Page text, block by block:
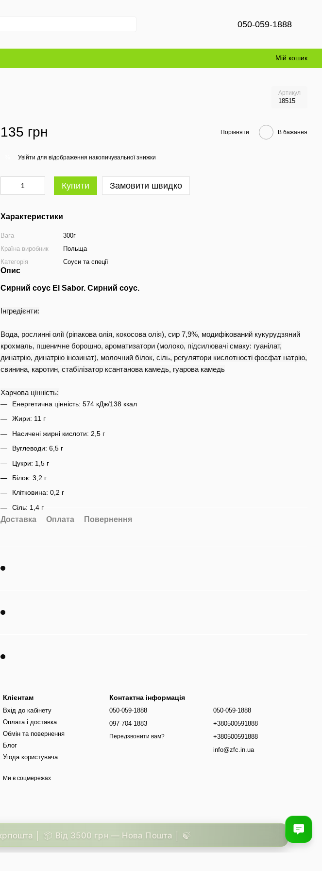
050-059-1888
Мій кошик
Артикул
18515
135 грн Порівняти В бажання
Увійти для відображення накопичувальної знижки
Купити Замовити швидко
Характеристики
Вага
300г
Країна виробник
Польща
Категорія
Соуси та спеції
Опис
Сирний соус El Sabor. Сирний соус.
Інгредієнти:
Вода, рослинні олії (ріпакова олія, кокосова олія), сир 7,9%, модифікований кукурудзяний
крохмаль, пшеничне борошно, ароматизатори (молоко, підсилювачі смаку: гуанілат,
динатрію, динатрію інозинат), молочний білок, сіль, регулятори кислотності фосфат натрію,
свинина, каротин, стабілізатор ксантанова камедь, гуарова камедь
Харчова цінність:
Енергетична цінність: 574 кДж/138 ккал
Жири: 11 г
Насичені жирні кислоти: 2,5 г
Вуглеводи: 6,5 г
Цукри: 1,5 г
Білок: 3,2 г
Клітковина: 0,2 г
Сіль: 1,4 г
Доставка Оплата Повернення
Клієнтам
Вхід до кабінету
Оплата і доставка
Обмін та повернення
Блог
Угода користувача
Ми в соцмережах
Контактна інформація
050-059-1888
097-704-1883
Передзвонити вам?
050-059-1888
+380500591888
+380500591888
info@zfc.in.ua